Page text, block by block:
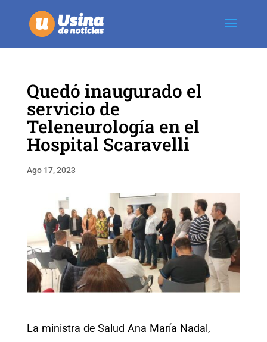
Quedó inaugurado el
servicio de
Teleneurología en el
Hospital Scaravelli
Ago 17, 2023
La ministra de Salud Ana María Nadal,